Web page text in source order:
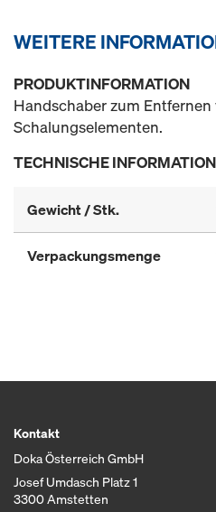
WEITERE
PRODUKTINFORMATION
Handschaber zum
Schalungselementen.
TECHNISCHE
Gewicht / Stk.
Verpackungsmenge
Kontakt
Doka Österreich GmbH
Josef Umdasch Platz 1
3300 Amstetten